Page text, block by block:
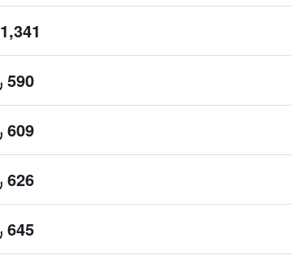
1,341 ﷼
590 ﷼
609 ﷼
626 ﷼
645 ﷼